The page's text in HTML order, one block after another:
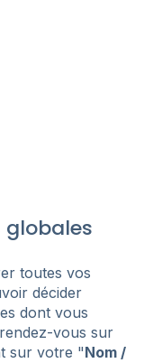
toutes vos
décider
dont vous
vous sur
sur votre "Nom /